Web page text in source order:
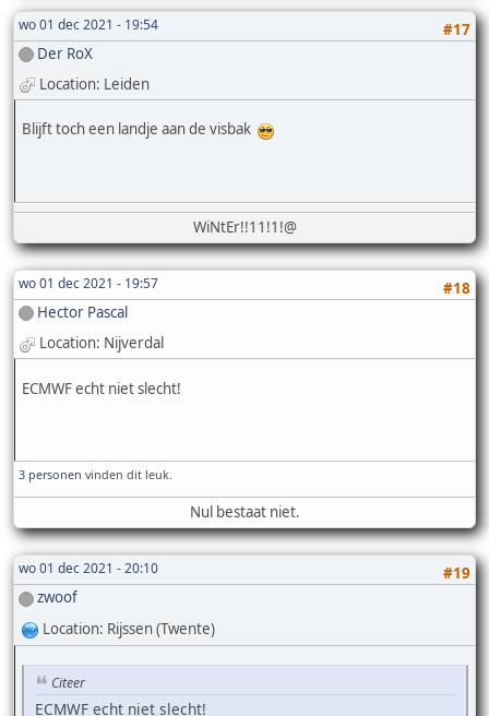
wo 01 dec 2021 - 19:54
#17
Der RoX
Location: Leiden
Blijft toch een landje aan de visbak
WiNtEr!!11!1!@
wo 01 dec 2021 - 19:57
#18
Hector Pascal
Location: Nijverdal
ECMWF echt niet slecht!
3 personen vinden dit leuk.
Nul bestaat niet.
wo 01 dec 2021 - 20:10
#19
zwoof
Location: Rijssen (Twente)
Citeer
ECMWF echt niet slecht!